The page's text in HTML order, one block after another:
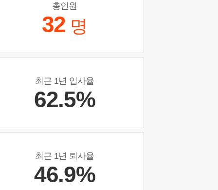
총인원
32 명
최근 1년 입사율
62.5%
최근 1년 퇴사율
46.9%